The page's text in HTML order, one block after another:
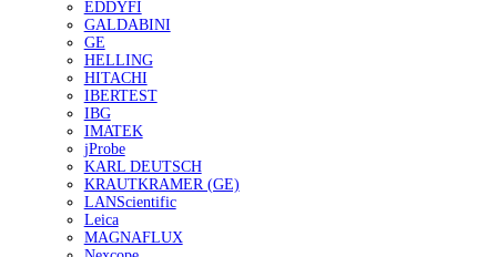
Приборы для испытания покрытий
проницаемости покрытий
Определение твердости и стойкости к